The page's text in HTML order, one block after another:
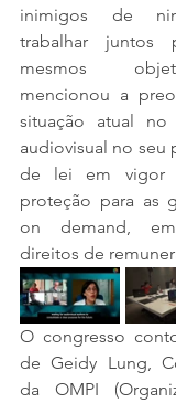
inimigos de
trabalhar juntos
mesmos
mencionou a
situação atual
audiovisual no seu
de lei em vigor
proteção para as
on demand,
direitos de
O congresso
de Geidy Lung,
da OMPI